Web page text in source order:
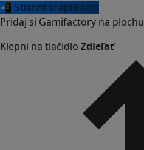
📲 Stiahni si aplikáciu
Pridaj si Gamifactory na plochu
Klepni na tlačidlo Zdieľať